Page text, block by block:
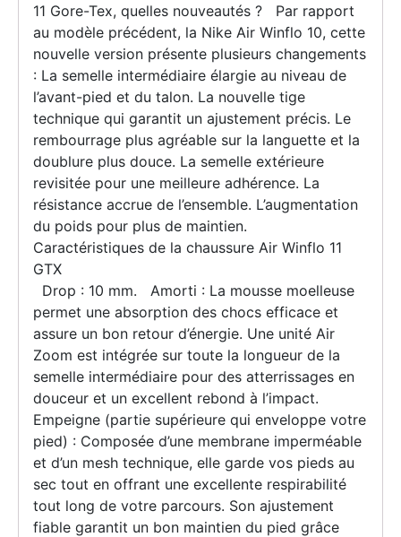
11 Gore-Tex, quelles nouveautés ? Par rapport
au modèle précédent, la Nike Air Winflo 10, cette
nouvelle version présente plusieurs changements
: La semelle intermédiaire élargie au niveau de
l’avant-pied et du talon. La nouvelle tige
technique qui garantit un ajustement précis. Le
rembourrage plus agréable sur la languette et la
doublure plus douce. La semelle extérieure
revisitée pour une meilleure adhérence. La
résistance accrue de l’ensemble. L’augmentation
du poids pour plus de maintien.
Caractéristiques de la chaussure Air Winflo 11
GTX
Drop : 10 mm. Amorti : La mousse moelleuse
permet une absorption des chocs efficace et
assure un bon retour d’énergie. Une unité Air
Zoom est intégrée sur toute la longueur de la
semelle intermédiaire pour des atterrissages en
douceur et un excellent rebond à l’impact.
Empeigne (partie supérieure qui enveloppe votre
pied) : Composée d’une membrane imperméable
et d’un mesh technique, elle garde vos pieds au
sec tout en offrant une excellente respirabilité
tout long de votre parcours. Son ajustement
fiable garantit un bon maintien du pied grâce